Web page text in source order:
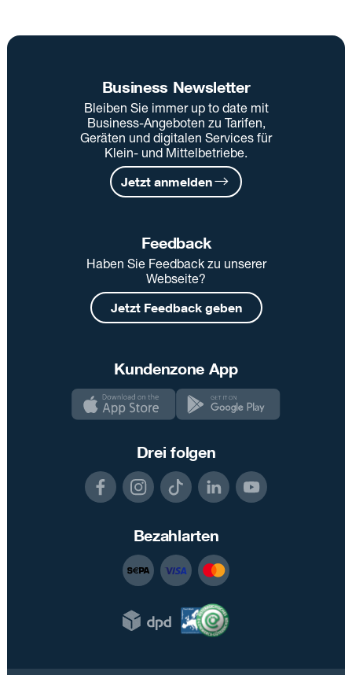
Business Newsletter
Bleiben Sie immer up to date mit
Business-Angeboten zu Tarifen,
Geräten und digitalen Services für
Klein- und Mittelbetriebe.
Jetzt anmelden
Feedback
Haben Sie Feedback zu unserer
Webseite?
Jetzt Feedback geben
Kundenzone App
Drei folgen
Bezahlarten